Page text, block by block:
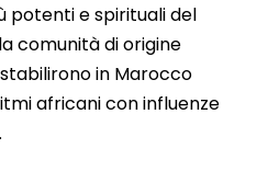
potenti e spirituali del
comunità di origine
in Marocco
africani con influenze